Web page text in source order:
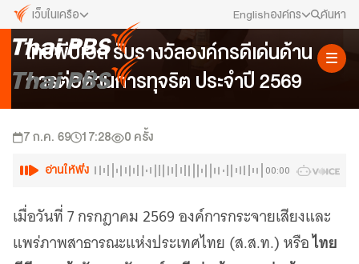
เว็บในเครือ
เว็บไซต์ในเครือ
ALTV
ทุกความสุข...ดูฟรี ไม่มีโฆษณา
The Active
พื้นที่นำเสนอวาระของสังคม
เรื่องราวดี ๆ สำหรับครอบครัว
Thai PBS Podcast
Englishองค์กร
สมัครงาน/ฝึกงาน
ค้นหา
ข่าวรางวัลและเกียรติคุณ
ไทยพีบีเอส รับรางวัลองค์กรดีเด่นด้าน
การต่อต้านการทุจริต ประจำปี 2569
7 ก.ค. 69 17:28 0 ครั้ง
อ่านให้ฟัง 00:00
เมื่อวันที่ 7 กรกฎาคม 2569 องค์การกระจายเสียงและ
แพร่ภาพสาธารณะแห่งประเทศไทย (ส.ส.ท.) หรือไทย